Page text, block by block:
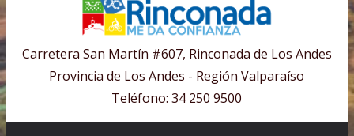
Carretera San Martín #607, Rinconada de Los Andes
Provincia de Los Andes - Región Valparaíso
Teléfono: 34 250 9500